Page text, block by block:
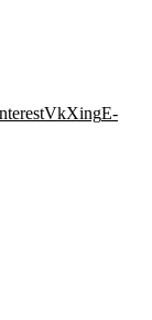
VkXingE-